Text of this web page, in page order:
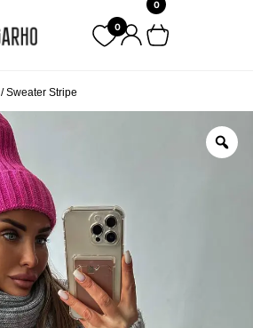
0
0
/ Sweater Stripe